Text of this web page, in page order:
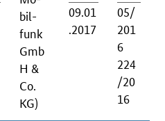
bil­
funk
Gmb
H &
Co.
KG)
09.01
.2017
05/
201
6
224
/20
16